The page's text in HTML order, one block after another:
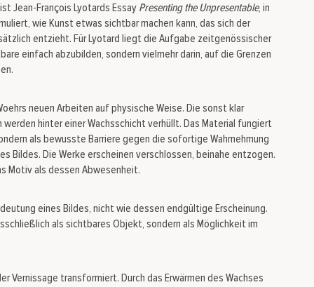
Jean-François Lyotards Essay Presenting the Unpresentable, in
wie Kunst etwas sichtbar machen kann, das sich der
entzieht. Für Lyotard liegt die Aufgabe zeitgenössischer
einfach abzubilden, sondern vielmehr darin, auf die Grenzen
neuen Arbeiten auf physische Weise. Die sonst klar
hinter einer Wachsschicht verhüllt. Das Material fungiert
als bewusste Barriere gegen die sofortige Wahrnehmung
Bildes. Die Werke erscheinen verschlossen, beinahe entzogen.
Motiv als dessen Abwesenheit.
eines Bildes, nicht wie dessen endgültige Erscheinung.
als sichtbares Objekt, sondern als Möglichkeit im
Vernissage transformiert. Durch das Erwärmen des Wachses